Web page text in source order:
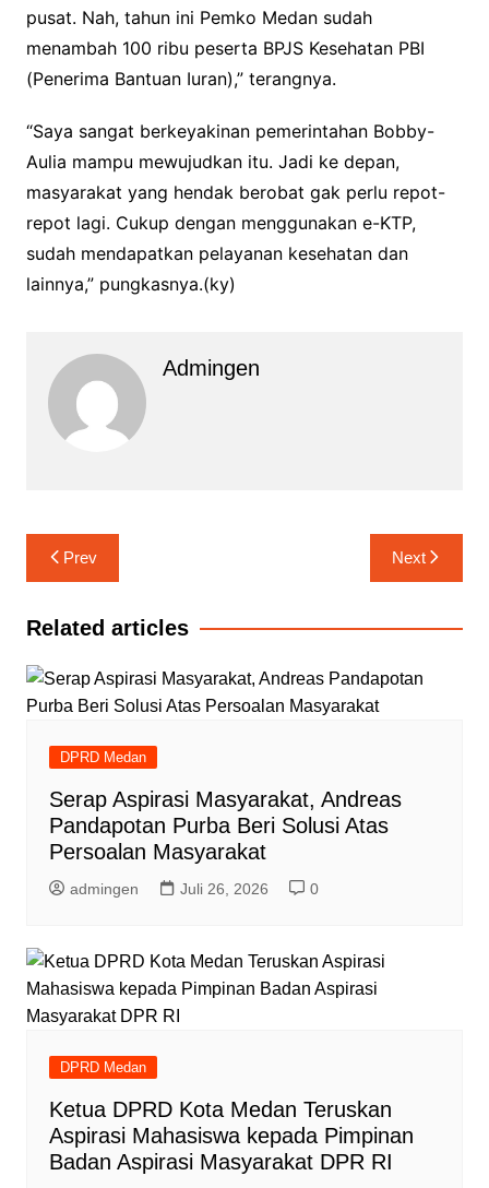
pusat. Nah, tahun ini Pemko Medan sudah
menambah 100 ribu peserta BPJS Kesehatan PBI
(Penerima Bantuan Iuran),” terangnya.
“Saya sangat berkeyakinan pemerintahan Bobby-
Aulia mampu mewujudkan itu. Jadi ke depan,
masyarakat yang hendak berobat gak perlu repot-
repot lagi. Cukup dengan menggunakan e-KTP,
sudah mendapatkan pelayanan kesehatan dan
lainnya,” pungkasnya.(ky)
Admingen
Navigasi
pos
Prev Next
Related articles
DPRD Medan
Serap Aspirasi Masyarakat, Andreas
Pandapotan Purba Beri Solusi Atas
Persoalan Masyarakat
admingen Juli 26, 2026 0
DPRD Medan
Ketua DPRD Kota Medan Teruskan
Aspirasi Mahasiswa kepada Pimpinan
Badan Aspirasi Masyarakat DPR RI